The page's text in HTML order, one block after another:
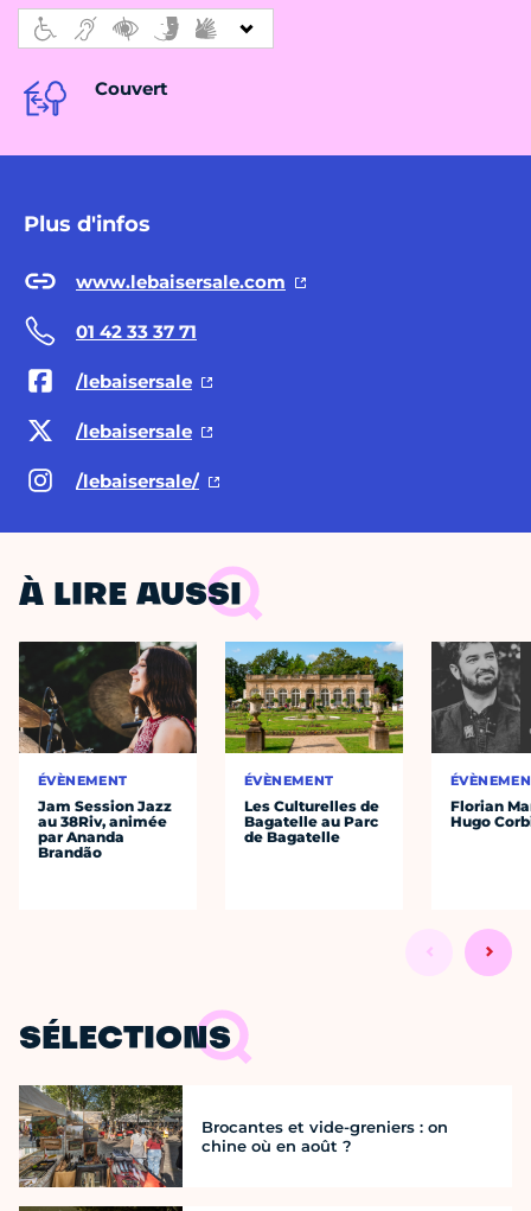
Couvert
Plus d'infos
www.lebaisersale.com
01 42 33 37 71
/lebaisersale
/lebaisersale
/lebaisersale/
À LIRE AUSSI
ÉVÈNEMENT
Jam Session Jazz
au 38Riv, animée
par Ananda
Brandão
ÉVÈNEMENT
Les Culturelles de
Bagatelle au Parc
de Bagatelle
Florian
Hugo
SÉLECTIONS
Brocantes et vide-greniers : on
chine où en août ?